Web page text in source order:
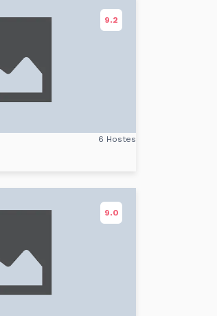
9.2
6 Hostes
9.0